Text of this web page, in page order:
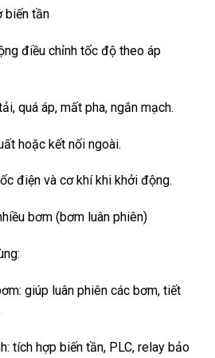
biến tần
điều chỉnh tốc độ theo áp
quá áp, mất pha, ngắn mạch.
hoặc kết nối ngoài.
điện và cơ khí khi khởi động.
bơm (bơm luân phiên)
giúp luân phiên các bơm, tiết
tích hợp biến tần, PLC, relay bảo